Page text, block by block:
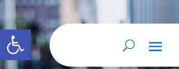
Abrir barra de herramientas